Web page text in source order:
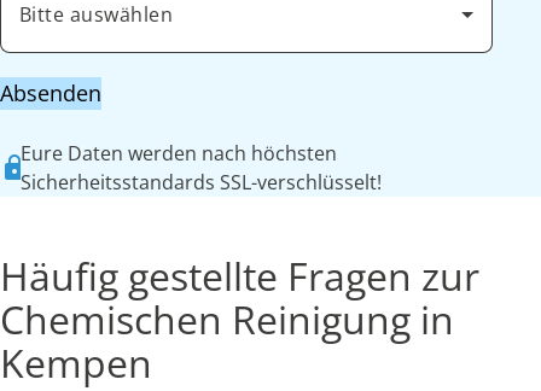
Bitte auswählen
Absenden
Eure Daten werden nach höchsten
Sicherheitsstandards SSL-verschlüsselt!
Häufig gestellte Fragen zur
Chemischen Reinigung in
Kempen